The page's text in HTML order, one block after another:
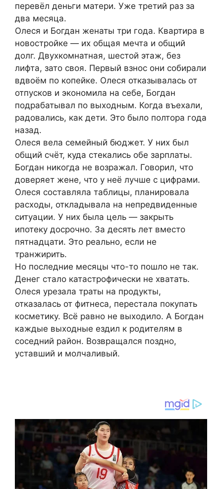
перевёл деньги матери. Уже третий раз за
два месяца.
Олеся и Богдан женаты три года. Квартира в
новостройке — их общая мечта и общий
долг. Двухкомнатная, шестой этаж, без
лифта, зато своя. Первый взнос они собирали
вдвоём по копейке. Олеся отказывалась от
отпусков и экономила на себе, Богдан
подрабатывал по выходным. Когда въехали,
радовались, как дети. Это было полтора года
назад.
Олеся вела семейный бюджет. У них был
общий счёт, куда стекались обе зарплаты.
Богдан никогда не возражал. Говорил, что
доверяет жене, что у неё лучше с цифрами.
Олеся составляла таблицы, планировала
расходы, откладывала на непредвиденные
ситуации. У них была цель — закрыть
ипотеку досрочно. За десять лет вместо
пятнадцати. Это реально, если не
транжирить.
Но последние месяцы что-то пошло не так.
Денег стало катастрофически не хватать.
Олеся урезала траты на продукты,
отказалась от фитнеса, перестала покупать
косметику. Всё равно не выходило. А Богдан
каждые выходные ездил к родителям в
соседний район. Возвращался поздно,
уставший и молчаливый.